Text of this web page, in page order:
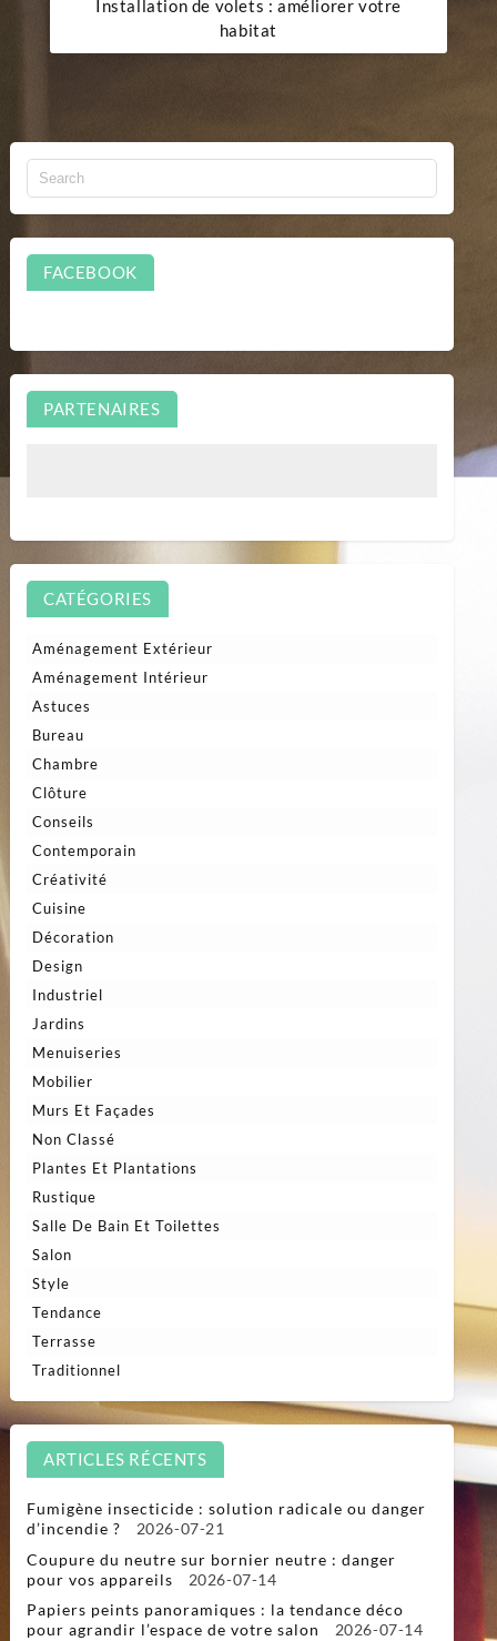
Installation de volets : améliorer votre
habitat
FACEBOOK
PARTENAIRES
CATÉGORIES
Aménagement Extérieur
Aménagement Intérieur
Astuces
Bureau
Chambre
Clôture
Conseils
Contemporain
Créativité
Cuisine
Décoration
Design
Industriel
Jardins
Menuiseries
Mobilier
Murs Et Façades
Non Classé
Plantes Et Plantations
Rustique
Salle De Bain Et Toilettes
Salon
Style
Tendance
Terrasse
Traditionnel
ARTICLES RÉCENTS
Fumigène insecticide : solution radicale ou danger
d’incendie ?
2026-07-21
Coupure du neutre sur bornier neutre : danger
pour vos appareils
2026-07-14
Papiers peints panoramiques : la tendance déco
pour agrandir l’espace de votre salon
2026-07-14